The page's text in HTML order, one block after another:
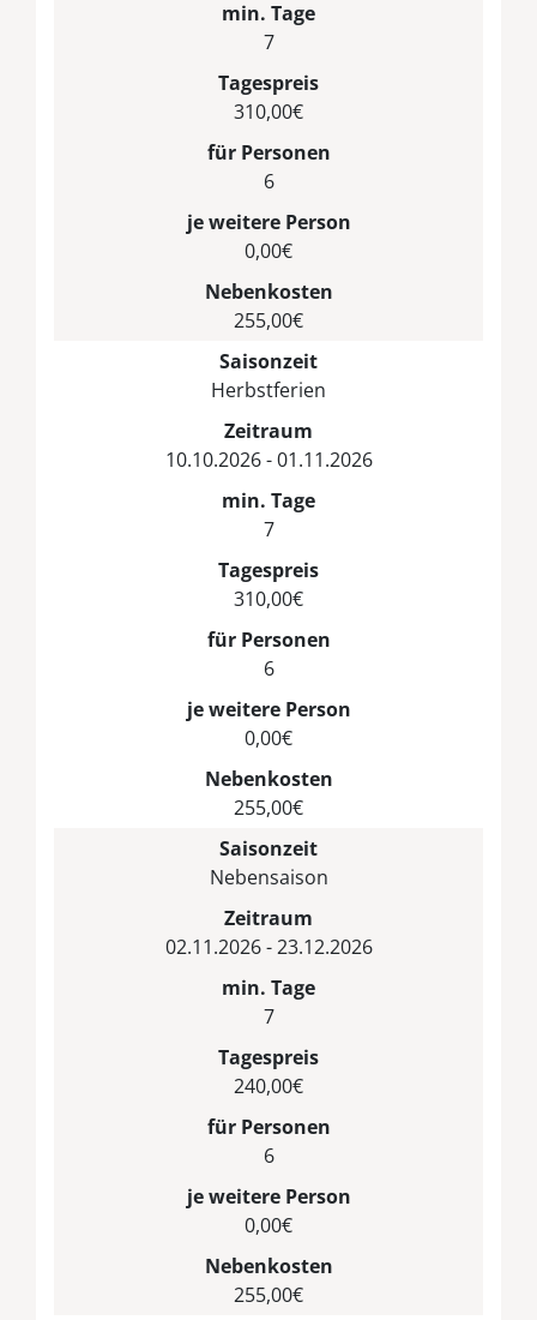
min. Tage
7
Tagespreis
310,00€
für Personen
6
je weitere Person
0,00€
Nebenkosten
255,00€
Saisonzeit
Herbstferien
Zeitraum
10.10.2026 - 01.11.2026
min. Tage
7
Tagespreis
310,00€
für Personen
6
je weitere Person
0,00€
Nebenkosten
255,00€
Saisonzeit
Nebensaison
Zeitraum
02.11.2026 - 23.12.2026
min. Tage
7
Tagespreis
240,00€
für Personen
6
je weitere Person
0,00€
Nebenkosten
255,00€